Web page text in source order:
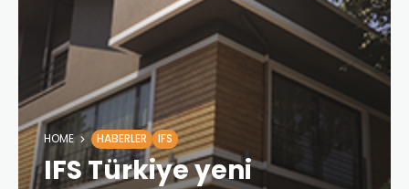
HOME HABERLER IFS
IFS Türkiye yeni